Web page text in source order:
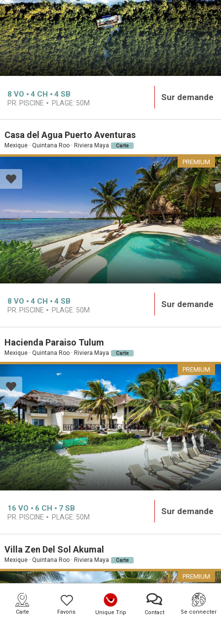
Carte Favoris Unique Trip Contact Se connecter
8 VO 4 CH 4 SB
PR. PISCINE PLAGE: 50M
Sur demande
Casa del Agua Puerto Aventuras
Mexique · Quintana Roo · Riviera Maya Carte
PREMIUM
8 VO 4 CH 4 SB
PR. PISCINE PLAGE: 50M
Sur demande
Hacienda Paraiso Tulum
Mexique · Quintana Roo · Riviera Maya Carte
PREMIUM
16 VO 6 CH 7 SB
PR. PISCINE PLAGE: 50M
Sur demande
Villa Zen Del Sol Akumal
Mexique · Quintana Roo · Riviera Maya Carte
PREMIUM